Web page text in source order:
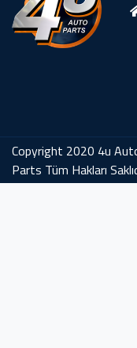
Copyright 2020 4u
Parts Tüm Hakları